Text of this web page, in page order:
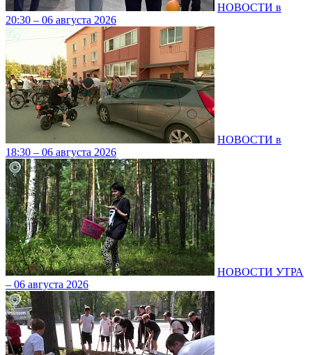
НОВОСТИ в
20:30 – 06 августа 2026
НОВОСТИ в
18:30 – 06 августа 2026
НОВОСТИ УТРА
– 06 августа 2026